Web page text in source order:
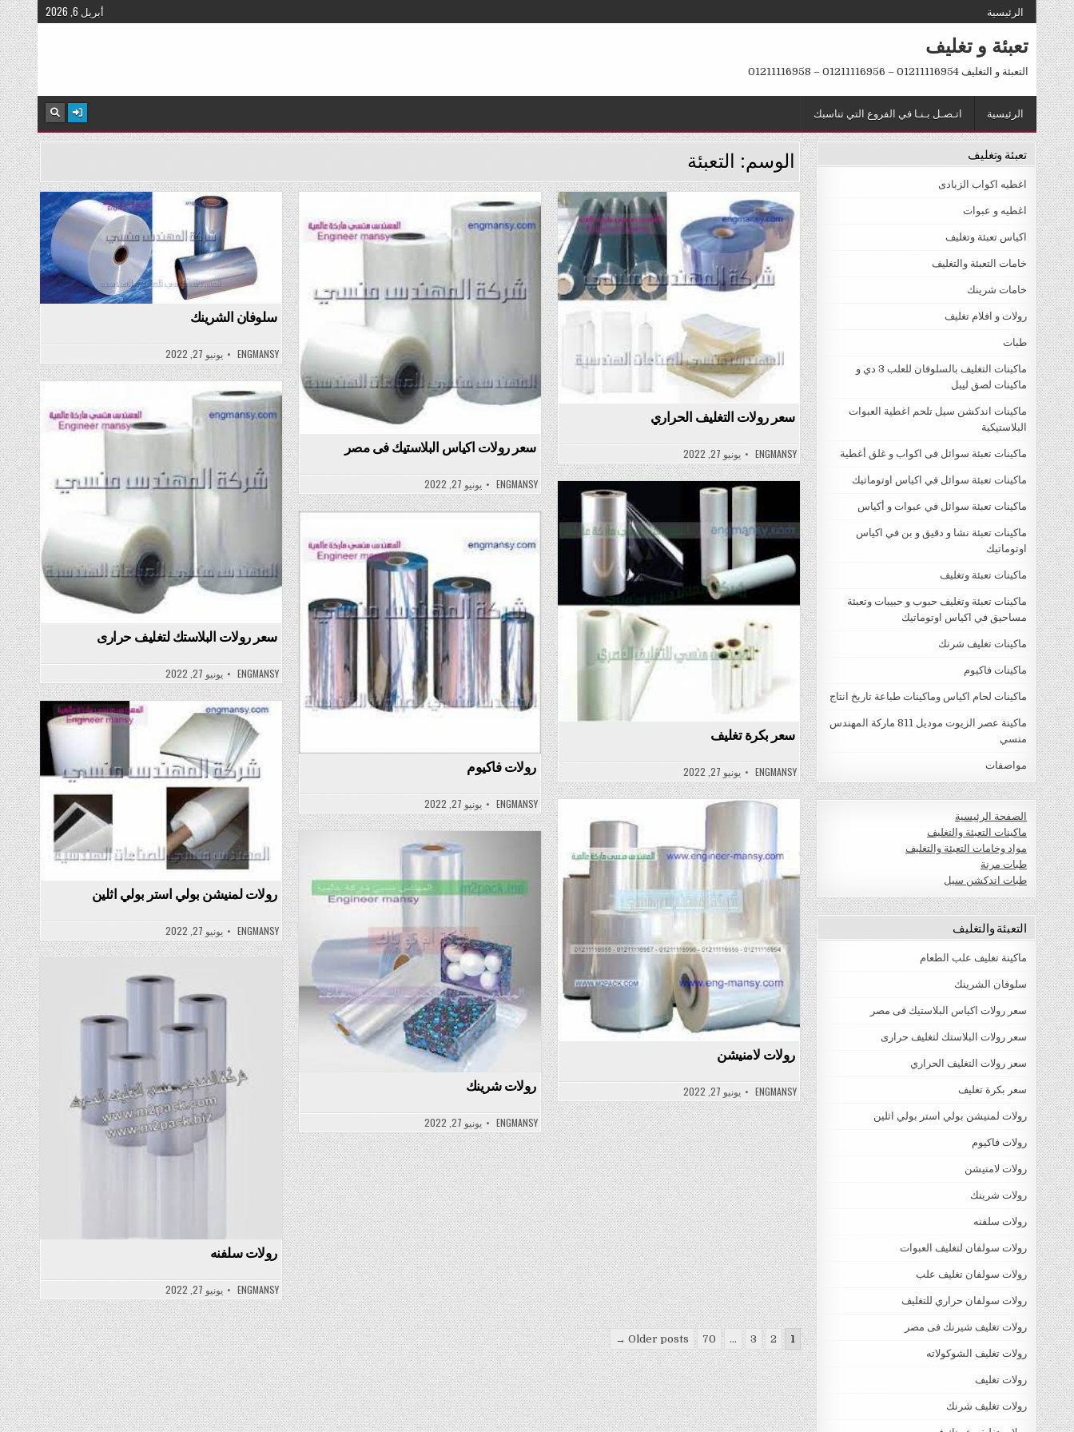
Skip
to
content
الرئيسية أبريل 6, 2026
تعبئة و تغليف
التعبئة و التغليف 01211116954 – 01211116956 – 01211116958
الرئيسية اتـصـل بـنـا في الفروع التي تناسبك
الوسم: التعبئة
Posted
in
سلوفان الشرينك
ENGMANSY يونيو 27, 2022
Posted
سعر رولات اكياس البلاستيك فى مصر
ENGMANSY يونيو 27, 2022
Posted
سعر رولات التغليف الحراري
ENGMANSY يونيو 27, 2022
Posted
سعر رولات البلاستك لتغليف حرارى
ENGMANSY يونيو 27, 2022
Posted
in
سعر بكرة تغليف
ENGMANSY يونيو 27, 2022
Posted
رولات فاكيوم
ENGMANSY يونيو 27, 2022
Posted
رولات لمنيشن بولي استر بولي اثلين
ENGMANSY يونيو 27, 2022
in
رولات لامنيشن
ENGMANSY يونيو 27, 2022
in
رولات شرينك
ENGMANSY يونيو 27, 2022
Posted
رولات سلفنه
ENGMANSY يونيو 27, 2022
Posts
pagination
1
2
3
…
70
Older posts →
تعبئة وتغليف
اغطيه اكواب الزبادى
اغطيه و عبوات
اكياس تعبئة وتغليف
خامات التعبئة والتغليف
خامات شرينك
رولات و افلام تغليف
طبات
ماكينات التغليف بالسلوفان للعلب 3 دي و
ماكينات لصق ليبل
ماكينات اندكشن سيل تلحم اغطية العبوات
البلاستيكية
ماكينات تعبئة سوائل فى اكواب و غلق أغطية
ماكينات تعبئة سوائل في اكياس اوتوماتيك
ماكينات تعبئة سوائل في عبوات و أكياس
ماكينات تعبئة نشا و دقيق و بن في اكياس
اوتوماتيك
ماكينات تعبئة وتغليف
ماكينات تعبئة وتغليف حبوب و حبيبات وتعبئة
مساحيق في اكياس اوتوماتيك
ماكينات تغليف شرنك
ماكينات فاكيوم
ماكينات لحام اكياس وماكينات طباعة تاريخ انتاج
ماكينة عصر الزيوت موديل 811 ماركة المهندس
منسي
مواصفات
الصفحة الرئيسية
ماكينات التعبئة والتغليف
مواد وخامات التعبئة والتغليف
طبات مرنة
طبات اندكشن سيل
التعبئة والتغليف
ماكينة تغليف علب الطعام
سلوفان الشرينك
سعر رولات اكياس البلاستيك فى مصر
سعر رولات البلاستك لتغليف حرارى
سعر رولات التغليف الحراري
سعر بكرة تغليف
رولات لمنيشن بولي استر بولي اثلين
رولات فاكيوم
رولات لامنيشن
رولات شرينك
رولات سلفنه
رولات سولفان لتغليف العبوات
رولات سولفان تغليف علب
رولات سولفان حراري للتغليف
رولات تغليف شيرنك فى مصر
رولات تغليف الشوكولاته
رولات تغليف
رولات تغليف شرنك